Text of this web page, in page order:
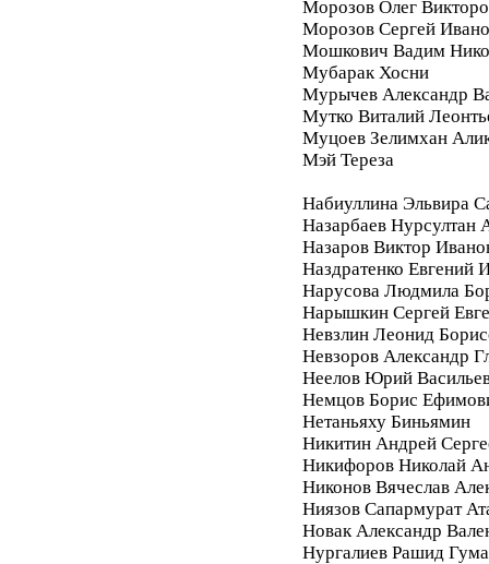
Морозов Олег
Морозов Сергей
Мошкович Вадим
Мубарак Хосни
Мурычев Александр
Мутко Виталий
Муцоев Зелимхан
Мэй Тереза
Набиуллина Эльвира
Назарбаев Нурсултан
Назаров Виктор
Наздратенко Евгений
Нарусова Людмила
Нарышкин Сергей
Невзлин Леонид
Невзоров Александр
Неелов Юрий
Немцов Борис
Нетаньяху Биньямин
Никитин Андрей
Никифоров Николай
Никонов Вячеслав
Ниязов Сапармурат
Новак Александр
Нургалиев Рашид